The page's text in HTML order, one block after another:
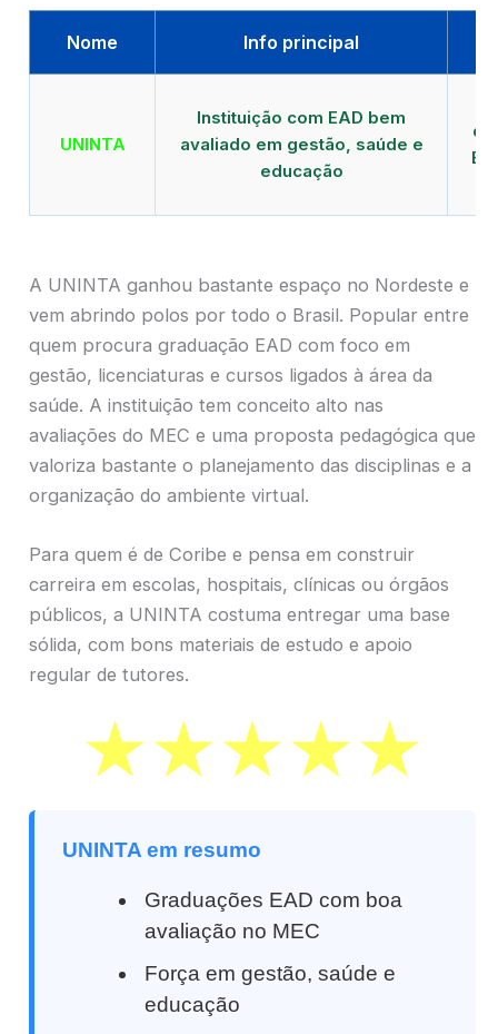
Nome Info principal
UNINTA
Instituição com EAD bem
avaliado em gestão, saúde e
educação
A UNINTA ganhou bastante espaço no Nordeste e
vem abrindo polos por todo o Brasil. Popular entre
quem procura graduação EAD com foco em
gestão, licenciaturas e cursos ligados à área da
saúde. A instituição tem conceito alto nas
avaliações do MEC e uma proposta pedagógica que
valoriza bastante o planejamento das disciplinas e a
organização do ambiente virtual.
Para quem é de Coribe e pensa em construir
carreira em escolas, hospitais, clínicas ou órgãos
públicos, a UNINTA costuma entregar uma base
sólida, com bons materiais de estudo e apoio
regular de tutores.
UNINTA em resumo
Graduações EAD com boa
avaliação no MEC
Força em gestão, saúde e
educação